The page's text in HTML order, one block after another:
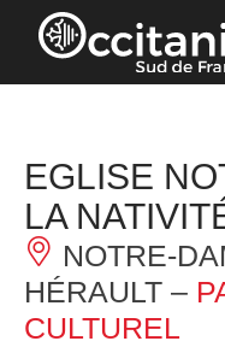
Panneau de gestion des
EGLISE
LA
NOTRE-
HÉRAULT –
CULTUREL